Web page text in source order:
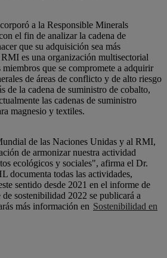
a la Responsible Minerals
el fin de analizar la cadena de
que su adquisición sea más
es una organización multisectorial
miembros que se compromete a adquirir
de áreas de conflicto y de alto riesgo
de la cadena de suministro de cobalto,
las cadenas de suministro
magnesio y textiles.
de las Naciones Unidas y al RMI,
de armonizar nuestra actividad
ecológicos y sociales", afirma el Dr.
documenta todas las actividades,
sentido desde 2021 en el informe de
sostenibilidad 2022 se publicará a
más información en Sostenibilidad en